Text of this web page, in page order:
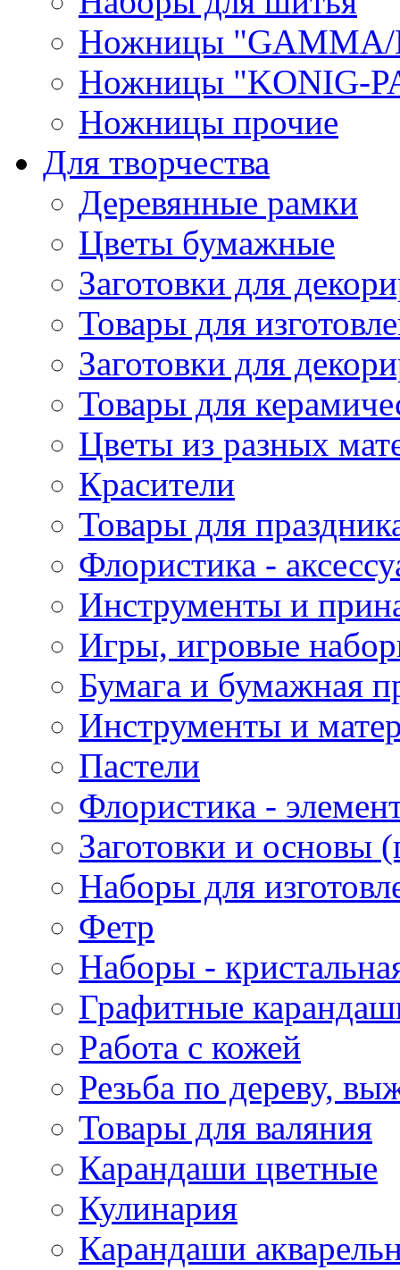
Ножницы "GAMMA/
Ножницы "KONIG-
Ножницы прочие
Для творчества
Деревянные рамки
Цветы бумажные
Заготовки для
Товары для
Заготовки для
Товары для
Цветы из разных
Красители
Товары для
Флористика -
Инструменты и
Игры, игровые
Бумага и бумажная
Инструменты и
Пастели
Флористика -
Заготовки и основы
Наборы для
Фетр
Наборы -
Графитные
Работа с кожей
Резьба по дереву,
Товары для валяния
Карандаши цветные
Кулинария
Карандаши